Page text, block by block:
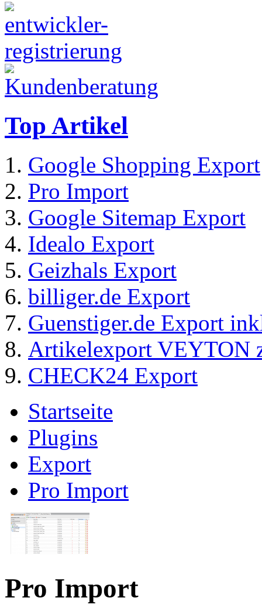
Top Artikel
Google Shopping Export
Pro Import
Google Sitemap Export
Idealo Export
Geizhals Export
billiger.de Export
Guenstiger.de Export
Artikelexport VEYTON
CHECK24 Export
Startseite
Plugins
Export
Pro Import
Pro Import